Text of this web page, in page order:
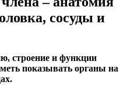
сосуды и
строение и функции
показывать органы на